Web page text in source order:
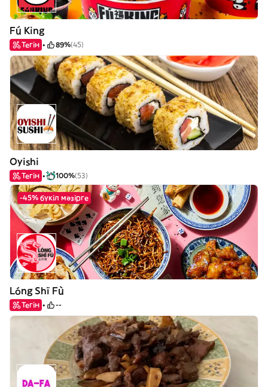
Fú King
Тегін 89%(45)
Oyishi
Тегін 100%(53)
-45% бүкіл мәзірге
Lóng Shï Fù
Тегін --